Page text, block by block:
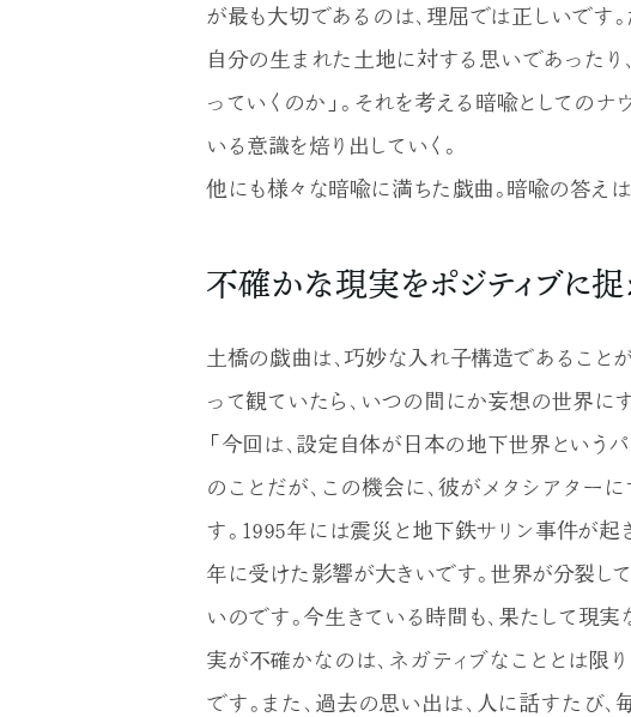
が最も大切であるのは、理屈では正しいです
自分の生まれた土地に対する思いであったり
っていくのか」。それを考える暗喩としての
いる意識を焙り出していく。
他にも様々な暗喩に満ちた戯曲。暗喩の答え
不確かな現実をポジティブに捉
土橋の戯曲は、巧妙な入れ子構造であること
って観ていたら、いつの間にか妄想の世界に
「今回は、設定自体が日本の地下世界という
のことだが、この機会に、彼がメタシアター
す。1995年には震災と地下鉄サリン事件が起
年に受けた影響が大きいです。世界が分裂し
いのです。今生きている時間も、果たして現
実が不確かなのは、ネガティブなこととは限
です。また、過去の思い出は、人に話すたび